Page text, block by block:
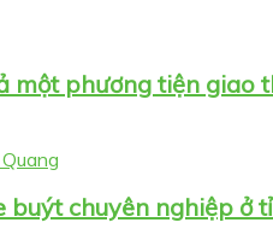
một phương tiện giao
buýt chuyên nghiệp ở